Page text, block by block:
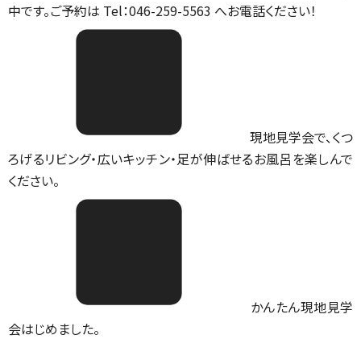
中です。ご予約は Tel：046-259-5563 へお電話ください！
現地見学会で、くつ
ろげるリビング・広いキッチン・足が伸ばせるお風呂を楽しんで
ください。
かんたん現地見学
会はじめました。